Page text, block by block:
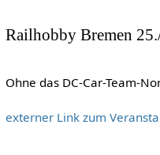
Railhobby Bremen
Ohne das DC-Car-Team-
externer Link zum